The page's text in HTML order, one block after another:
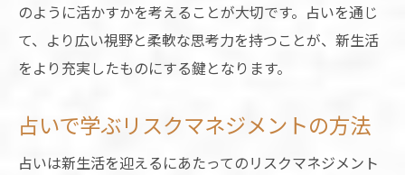
のように活かすかを考えることが大切です。占いを通じ
て、より広い視野と柔軟な思考力を持つことが、新生活
をより充実したものにする鍵となります。
占いで学ぶリスクマネジメントの方法
占いは新生活を迎えるにあたってのリスクマネジメント